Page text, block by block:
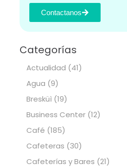
Contactanos
Categorías
Actualidad (41)
Agua (9)
Bresküì (19)
Business Center (12)
Café (185)
Cafeteras (30)
Cafeterías y Bares (21)